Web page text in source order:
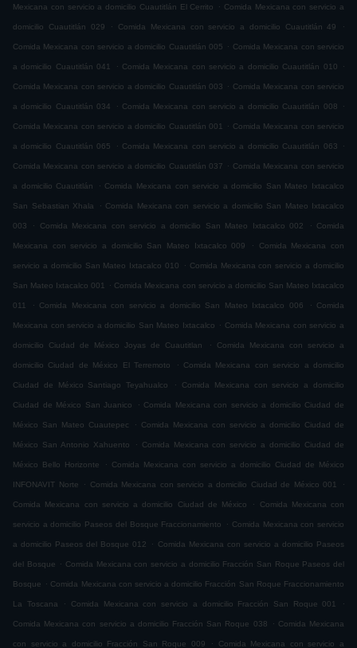
Mexicana con servicio a domicilio Cuautitlán El Cerrito . Comida Mexicana con servicio a
domicilio Cuautitlán 029 . Comida Mexicana con servicio a domicilio Cuautitlán 49 .
Comida Mexicana con servicio a domicilio Cuautitlán 005 . Comida Mexicana con servicio
a domicilio Cuautitlán 041 . Comida Mexicana con servicio a domicilio Cuautitlán 010 .
Comida Mexicana con servicio a domicilio Cuautitlán 003 . Comida Mexicana con servicio
a domicilio Cuautitlán 034 . Comida Mexicana con servicio a domicilio Cuautitlán 008 .
Comida Mexicana con servicio a domicilio Cuautitlán 001 . Comida Mexicana con servicio
a domicilio Cuautitlán 065 . Comida Mexicana con servicio a domicilio Cuautitlán 063 .
Comida Mexicana con servicio a domicilio Cuautitlán 037 . Comida Mexicana con servicio
a domicilio Cuautitlán . Comida Mexicana con servicio a domicilio San Mateo Ixtacalco
San Sebastian Xhala . Comida Mexicana con servicio a domicilio San Mateo Ixtacalco
003 . Comida Mexicana con servicio a domicilio San Mateo Ixtacalco 002 . Comida
Mexicana con servicio a domicilio San Mateo Ixtacalco 009 . Comida Mexicana con
servicio a domicilio San Mateo Ixtacalco 010 . Comida Mexicana con servicio a domicilio
San Mateo Ixtacalco 001 . Comida Mexicana con servicio a domicilio San Mateo Ixtacalco
011 . Comida Mexicana con servicio a domicilio San Mateo Ixtacalco 006 . Comida
Mexicana con servicio a domicilio San Mateo Ixtacalco . Comida Mexicana con servicio a
domicilio Ciudad de México Joyas de Cuautitlan . Comida Mexicana con servicio a
domicilio Ciudad de México El Terremoto . Comida Mexicana con servicio a domicilio
Ciudad de México Santiago Teyahualco . Comida Mexicana con servicio a domicilio
Ciudad de México San Juanico . Comida Mexicana con servicio a domicilio Ciudad de
México San Mateo Cuautepec . Comida Mexicana con servicio a domicilio Ciudad de
México San Antonio Xahuento . Comida Mexicana con servicio a domicilio Ciudad de
México Bello Horizonte . Comida Mexicana con servicio a domicilio Ciudad de México
INFONAVIT Norte . Comida Mexicana con servicio a domicilio Ciudad de México 001 .
Comida Mexicana con servicio a domicilio Ciudad de México . Comida Mexicana con
servicio a domicilio Paseos del Bosque Fraccionamiento . Comida Mexicana con servicio
a domicilio Paseos del Bosque 012 . Comida Mexicana con servicio a domicilio Paseos
del Bosque . Comida Mexicana con servicio a domicilio Fracción San Roque Paseos del
Bosque . Comida Mexicana con servicio a domicilio Fracción San Roque Fraccionamiento
La Toscana . Comida Mexicana con servicio a domicilio Fracción San Roque 001 .
Comida Mexicana con servicio a domicilio Fracción San Roque 038 . Comida Mexicana
con servicio a domicilio Fracción San Roque 009 . Comida Mexicana con servicio a